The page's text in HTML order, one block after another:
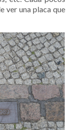
ver una placa que